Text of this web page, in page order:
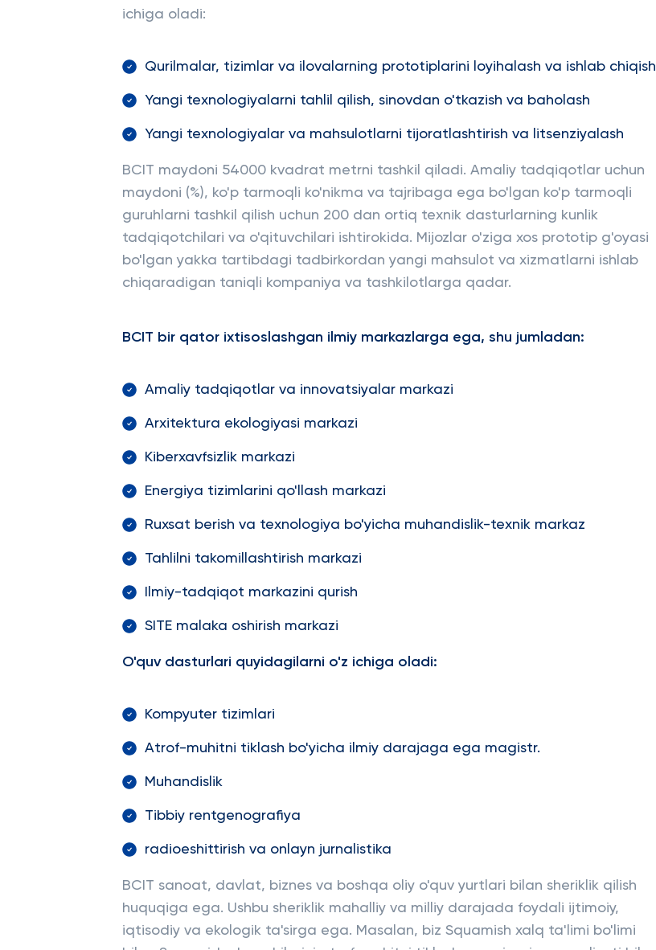
ichiga oladi:
Qurilmalar, tizimlar va ilovalarning prototiplarini loyihalash va ishlab chiqish
Yangi texnologiyalarni tahlil qilish, sinovdan o'tkazish va baholash
Yangi texnologiyalar va mahsulotlarni tijoratlashtirish va litsenziyalash
BCIT maydoni 54000 kvadrat metrni tashkil qiladi. Amaliy tadqiqotlar uchun
maydoni (%), ko'p tarmoqli ko'nikma va tajribaga ega bo'lgan ko'p tarmoqli
guruhlarni tashkil qilish uchun 200 dan ortiq texnik dasturlarning kunlik
tadqiqotchilari va o'qituvchilari ishtirokida. Mijozlar o'ziga xos prototip g'oyasi
bo'lgan yakka tartibdagi tadbirkordan yangi mahsulot va xizmatlarni ishlab
chiqaradigan taniqli kompaniya va tashkilotlarga qadar.
BCIT bir qator ixtisoslashgan ilmiy markazlarga ega, shu jumladan:
Amaliy tadqiqotlar va innovatsiyalar markazi
Arxitektura ekologiyasi markazi
Kiberxavfsizlik markazi
Energiya tizimlarini qo'llash markazi
Ruxsat berish va texnologiya bo'yicha muhandislik-texnik markaz
Tahlilni takomillashtirish markazi
Ilmiy-tadqiqot markazini qurish
SITE malaka oshirish markazi
O'quv dasturlari quyidagilarni o'z ichiga oladi:
Kompyuter tizimlari
Atrof-muhitni tiklash bo'yicha ilmiy darajaga ega magistr.
Muhandislik
Tibbiy rentgenografiya
radioeshittirish va onlayn jurnalistika
BCIT sanoat, davlat, biznes va boshqa oliy o'quv yurtlari bilan sheriklik qilish
huquqiga ega. Ushbu sheriklik mahalliy va milliy darajada foydali ijtimoiy,
iqtisodiy va ekologik ta'sirga ega. Masalan, biz Squamish xalq ta'limi bo'limi